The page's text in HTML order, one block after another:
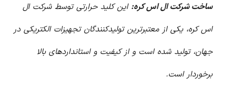
ساخت شرکت ال اس کره: این کلید حرارتی توسط شرکت ال
اس کره، یکی از معتبرترین تولیدکنندگان تجهیزات الکتریکی در
جهان، تولید شده است و از کیفیت و استانداردهای بالا
برخوردار است.